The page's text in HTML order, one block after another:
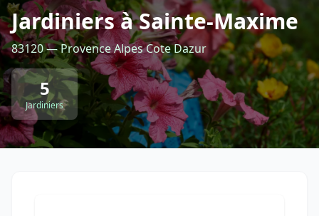
Retour à la liste des métiers
CGU-Confidentialité- Service proposé par ViteUnDevis.com Vous
Jardiniers à Sainte-Maxime
83120 — Provence Alpes Cote Dazur
5
Jardiniers